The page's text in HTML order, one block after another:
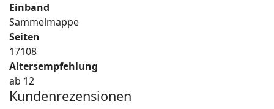
Einband
Sammelmappe
Seiten
17108
Altersempfehlung
ab 12
Kundenrezensionen